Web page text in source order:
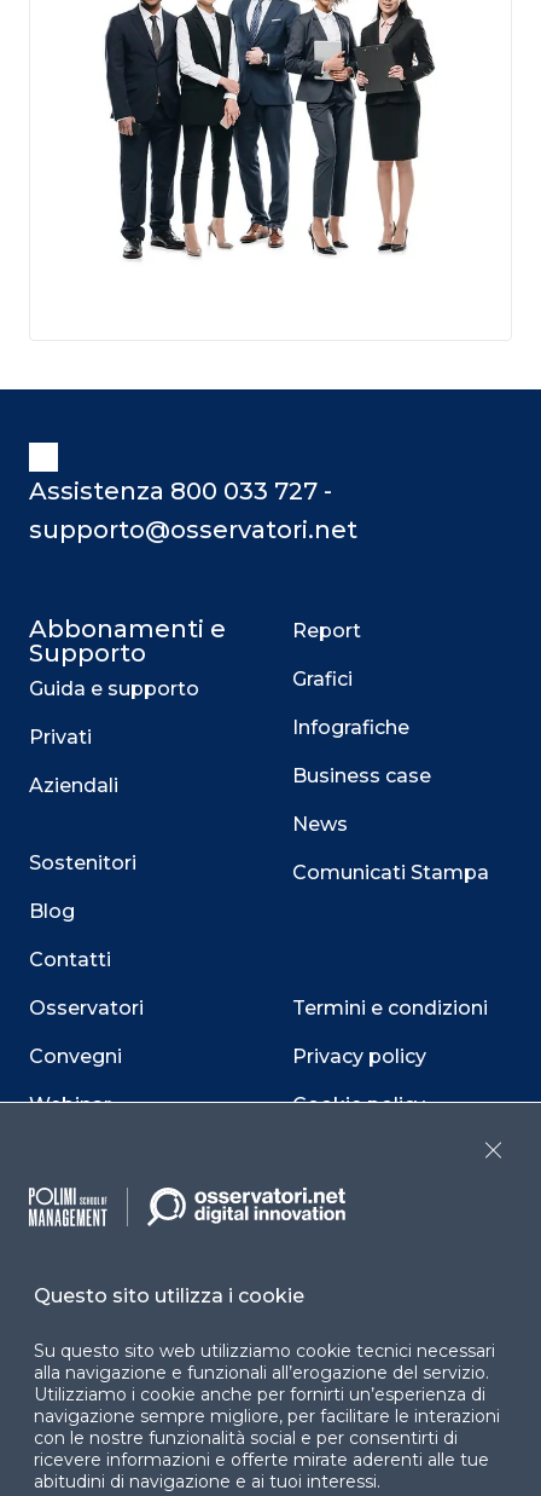
Assistenza 800 033 727 -
supporto@osservatori.net
Abbonamenti e
Supporto
Guida e supporto
Privati
Aziendali
Sostenitori
Blog
Contatti
Osservatori
Convegni
Webinar
Report
Grafici
Infografiche
Business case
News
Comunicati Stampa
Termini e condizioni
Privacy policy
Cookie policy
Dichiarazione di
Cookie Center
Facebook LinkedIn
Questo sito utilizza i cookie
Su questo sito web utilizziamo cookie tecnici necessari
alla navigazione e funzionali all’erogazione del servizio.
Utilizziamo i cookie anche per fornirti un’esperienza di
navigazione sempre migliore, per facilitare le interazioni
con le nostre funzionalità social e per consentirti di
ricevere informazioni e offerte mirate aderenti alle tue
abitudini di navigazione e ai tuoi interessi.